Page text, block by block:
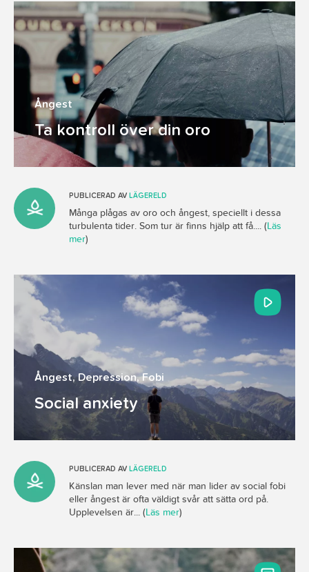
Ångest
Ta kontroll över din oro
PUBLICERAD AV LÄGERELD
Många plågas av oro och ångest, speciellt i dessa
turbulenta tider. Som tur är finns hjälp att få.... (Läs
mer)
Ångest,Depression,Fobi
Social anxiety
PUBLICERAD AV LÄGERELD
Känslan man lever med när man lider av social fobi
eller ångest är ofta väldigt svår att sätta ord på.
Upplevelsen är... (Läs mer)